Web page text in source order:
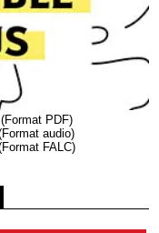
PDF)
audio)
FALC)